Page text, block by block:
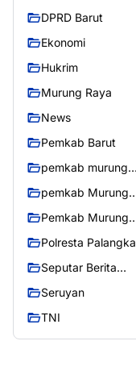
DPRD Barut
Ekonomi
Hukrim
Murung Raya
News
Pemkab Barut
pemkab murung
pemkab Murung
Pemkab Murung
Polresta Palangka
Seputar Berita
Seruyan
TNI